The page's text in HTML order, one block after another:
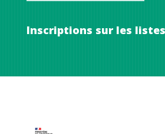
Inscriptions sur les